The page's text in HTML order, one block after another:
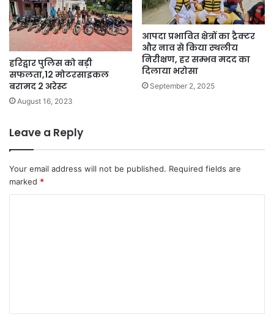
हरिद्वार पुलिस को बड़ी
सफलता,12 मोटरसाइकल
बरामद 2 अरेस्ट
August 16, 2023
आपदा प्रभावित क्षेत्रों का ट्रैक्टर
और नाव से किया स्थलीय
निरीक्षण, हर सम्भव मदद का
दिलाया भरोसा
September 2, 2025
Leave a Reply
Your email address will not be published. Required fields are
marked *
t